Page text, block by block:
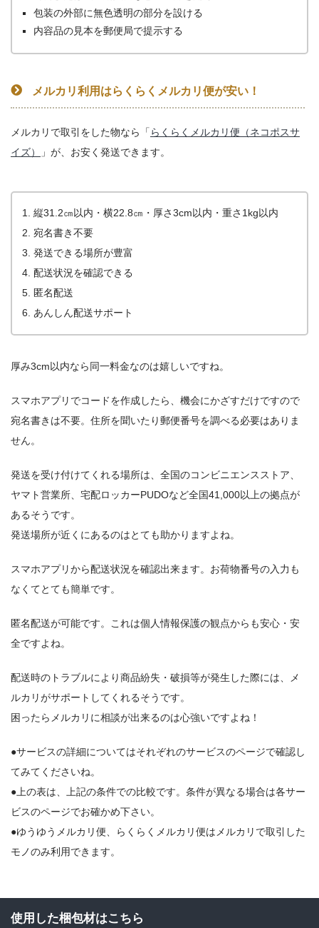
包装の外部に無色透明の部分を設ける
内容品の見本を郵便局で提示する
メルカリ利用はらくらくメルカリ便が安い！
メルカリで取引をした物なら「 らくらくメルカリ便（ネコポスサ
イズ）
」が、お安く発送できます。
縦31.2㎝以内・横22.8㎝・厚さ3cm以内・重さ1kg以内
宛名書き不要
発送できる場所が豊富
配送状況を確認できる
匿名配送
あんしん配送サポート
厚み3cm以内なら同一料金なのは嬉しいですね。
スマホアプリでコードを作成したら、機会にかざすだけですので
宛名書きは不要。住所を聞いたり郵便番号を調べる必要はありま
せん。
発送を受け付けてくれる場所は、全国のコンビニエンスストア、
ヤマト営業所、宅配ロッカーPUDOなど全国41,000以上の拠点が
あるそうです。
発送場所が近くにあるのはとても助かりますよね。
スマホアプリから配送状況を確認出来ます。お荷物番号の入力も
なくてとても簡単です。
匿名配送が可能です。これは個人情報保護の観点からも安心・安
全ですよね。
配送時のトラブルにより商品紛失・破損等が発生した際には、メ
ルカリがサポートしてくれるそうです。
困ったらメルカリに相談が出来るのは心強いですよね！
●サービスの詳細についてはそれぞれのサービスのページで確認し
てみてくださいね。
●上の表は、上記の条件での比較です。条件が異なる場合は各サー
ビスのページでお確かめ下さい。
●ゆうゆうメルカリ便、らくらくメルカリ便はメルカリで取引した
モノのみ利用できます。
使用した梱包材はこちら